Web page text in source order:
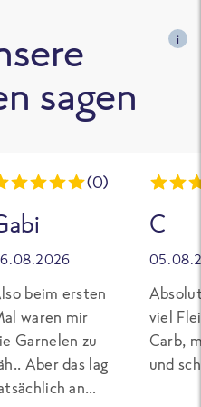
sagen
i
(0)
beim ersten
waren mir
Garnelen zu
Aber das lag
an
C
viel
Carb,
und